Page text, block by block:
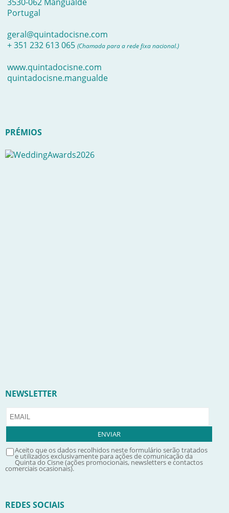
Portugal
geral@quintadocisne.com
+ 351 232 613 065 (Chamada para a rede fixa nacional.)
www.quintadocisne.com
quintadocisne.mangualde
PRÉMIOS
NEWSLETTER
Aceito que os dados recolhidos neste formulário serão tratados
e utilizados exclusivamente para ações de comunicação da
Quinta do Cisne (ações promocionais, newsletters e contactos
comerciais ocasionais).
REDES SOCIAIS